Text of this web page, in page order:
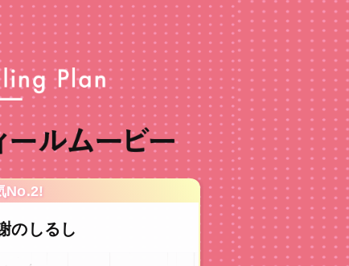
スタッフオススメ!
STORY